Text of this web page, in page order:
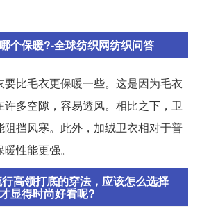
个保暖?-全球纺织网纺织问答
比毛衣更保暖一些。这是因为毛衣
多空隙，容易透风。相比之下，卫
挡风寒。此外，加绒卫衣相对于普
性能更强。
高领打底的穿法，应该怎么选择
显得时尚好看呢?